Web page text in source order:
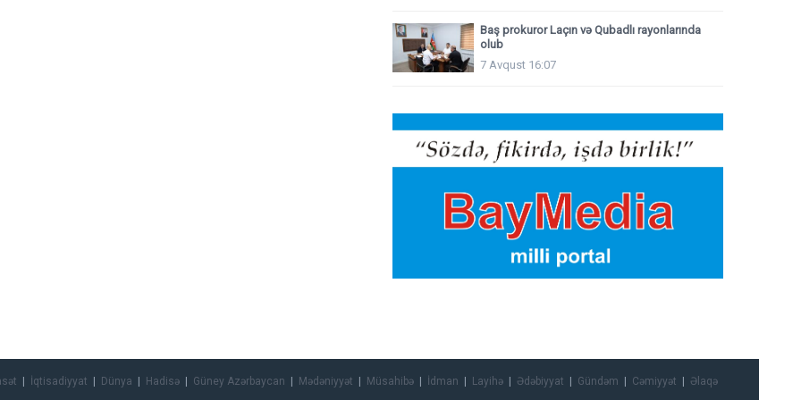
Baş prokuror Laçın və Qubadlı rayonlarında
olub
7 Avqust 16:07
İqtisadiyyat Dünya Hadisə Güney Azərbaycan Mədəniyyət Müsahibə İdman Layihə Ədəbiyyat Gündəm Cəmiyyət Əlaqə